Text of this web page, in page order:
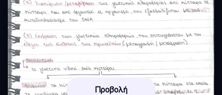
Προβολή